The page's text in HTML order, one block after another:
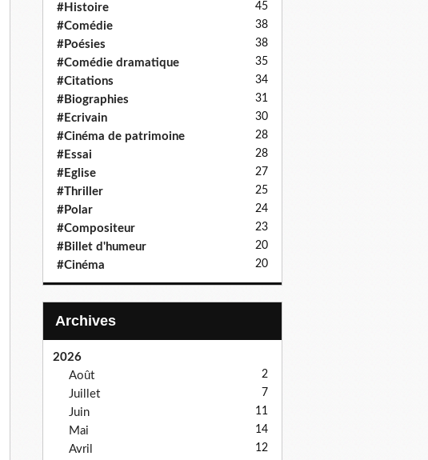
#Histoire 45
#Comédie 38
#Poésies 38
#Comédie dramatique 35
#Citations 34
#Biographies 31
#Ecrivain 30
#Cinéma de patrimoine 28
#Essai 28
#Eglise 27
#Thriller 25
#Polar 24
#Compositeur 23
#Billet d'humeur 20
#Cinéma 20
Archives
2026
Août
2
Juillet 7
Juin 11
Mai 14
Avril 12